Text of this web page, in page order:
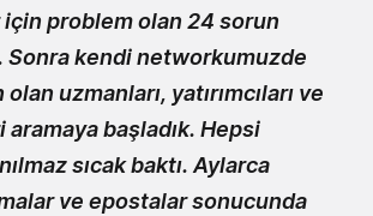
problem olan 24 sorun
kendi networkumuzde
uzmanları, yatırımcıları ve
başladık. Hepsi
sıcak baktı. Aylarca
ve epostalar sonucunda